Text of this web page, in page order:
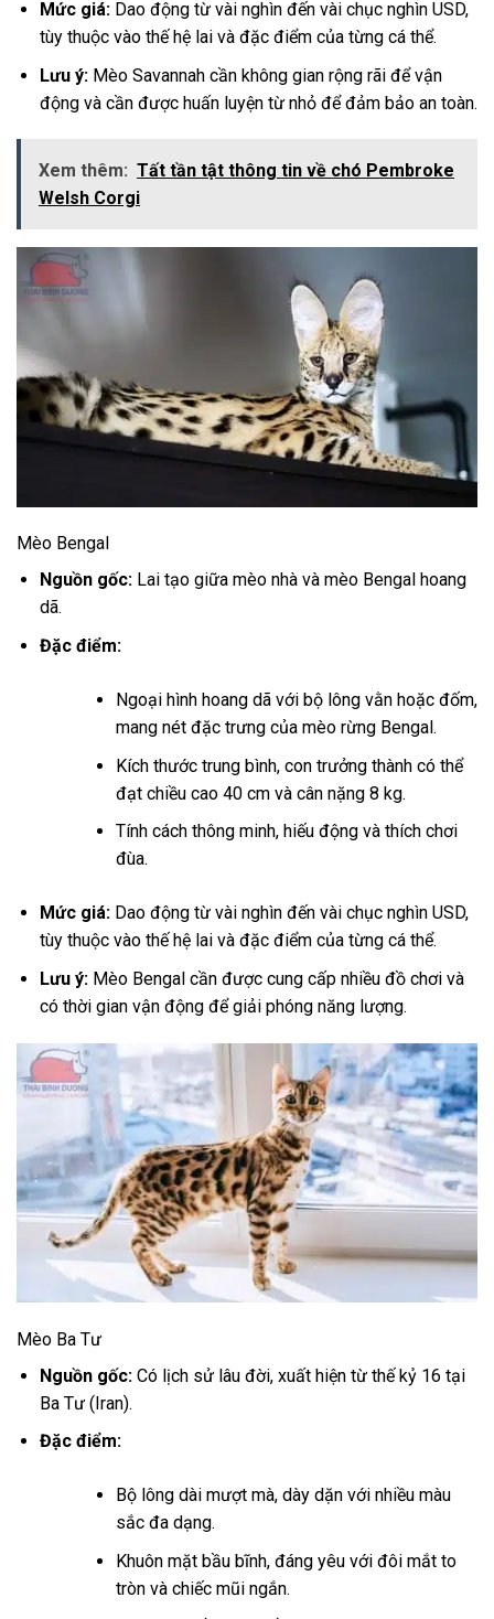
Mức giá:Dao động từ vài nghìn đến vài chục nghìn USD,
tùy thuộc vào thế hệ lai và đặc điểm của từng cá thể.
Lưu ý:Mèo Savannah cần không gian rộng rãi để vận
động và cần được huấn luyện từ nhỏ để đảm bảo an toàn.
Xem thêm: Tất tần tật thông tin về chó Pembroke
Welsh Corgi
Mèo Bengal
Nguồn gốc:Lai tạo giữa mèo nhà và mèo Bengal hoang
dã.
Đặc điểm:
Ngoại hình hoang dã với bộ lông vằn hoặc đốm,
mang nét đặc trưng của mèo rừng Bengal.
Kích thước trung bình, con trưởng thành có thể
đạt chiều cao 40 cm và cân nặng 8 kg.
Tính cách thông minh, hiếu động và thích chơi
đùa.
Mức giá:Dao động từ vài nghìn đến vài chục nghìn USD,
tùy thuộc vào thế hệ lai và đặc điểm của từng cá thể.
Lưu ý:Mèo Bengal cần được cung cấp nhiều đồ chơi và
có thời gian vận động để giải phóng năng lượng.
Mèo Ba Tư
Nguồn gốc:Có lịch sử lâu đời, xuất hiện từ thế kỷ 16 tại
Ba Tư (Iran).
Đặc điểm:
Bộ lông dài mượt mà, dày dặn với nhiều màu
sắc đa dạng.
Khuôn mặt bầu bĩnh, đáng yêu với đôi mắt to
tròn và chiếc mũi ngắn.